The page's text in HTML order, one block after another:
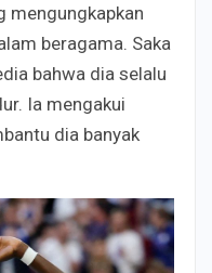
mengungkapkan
beragama. Saka
bahwa dia selalu
Ia mengakui
dia banyak